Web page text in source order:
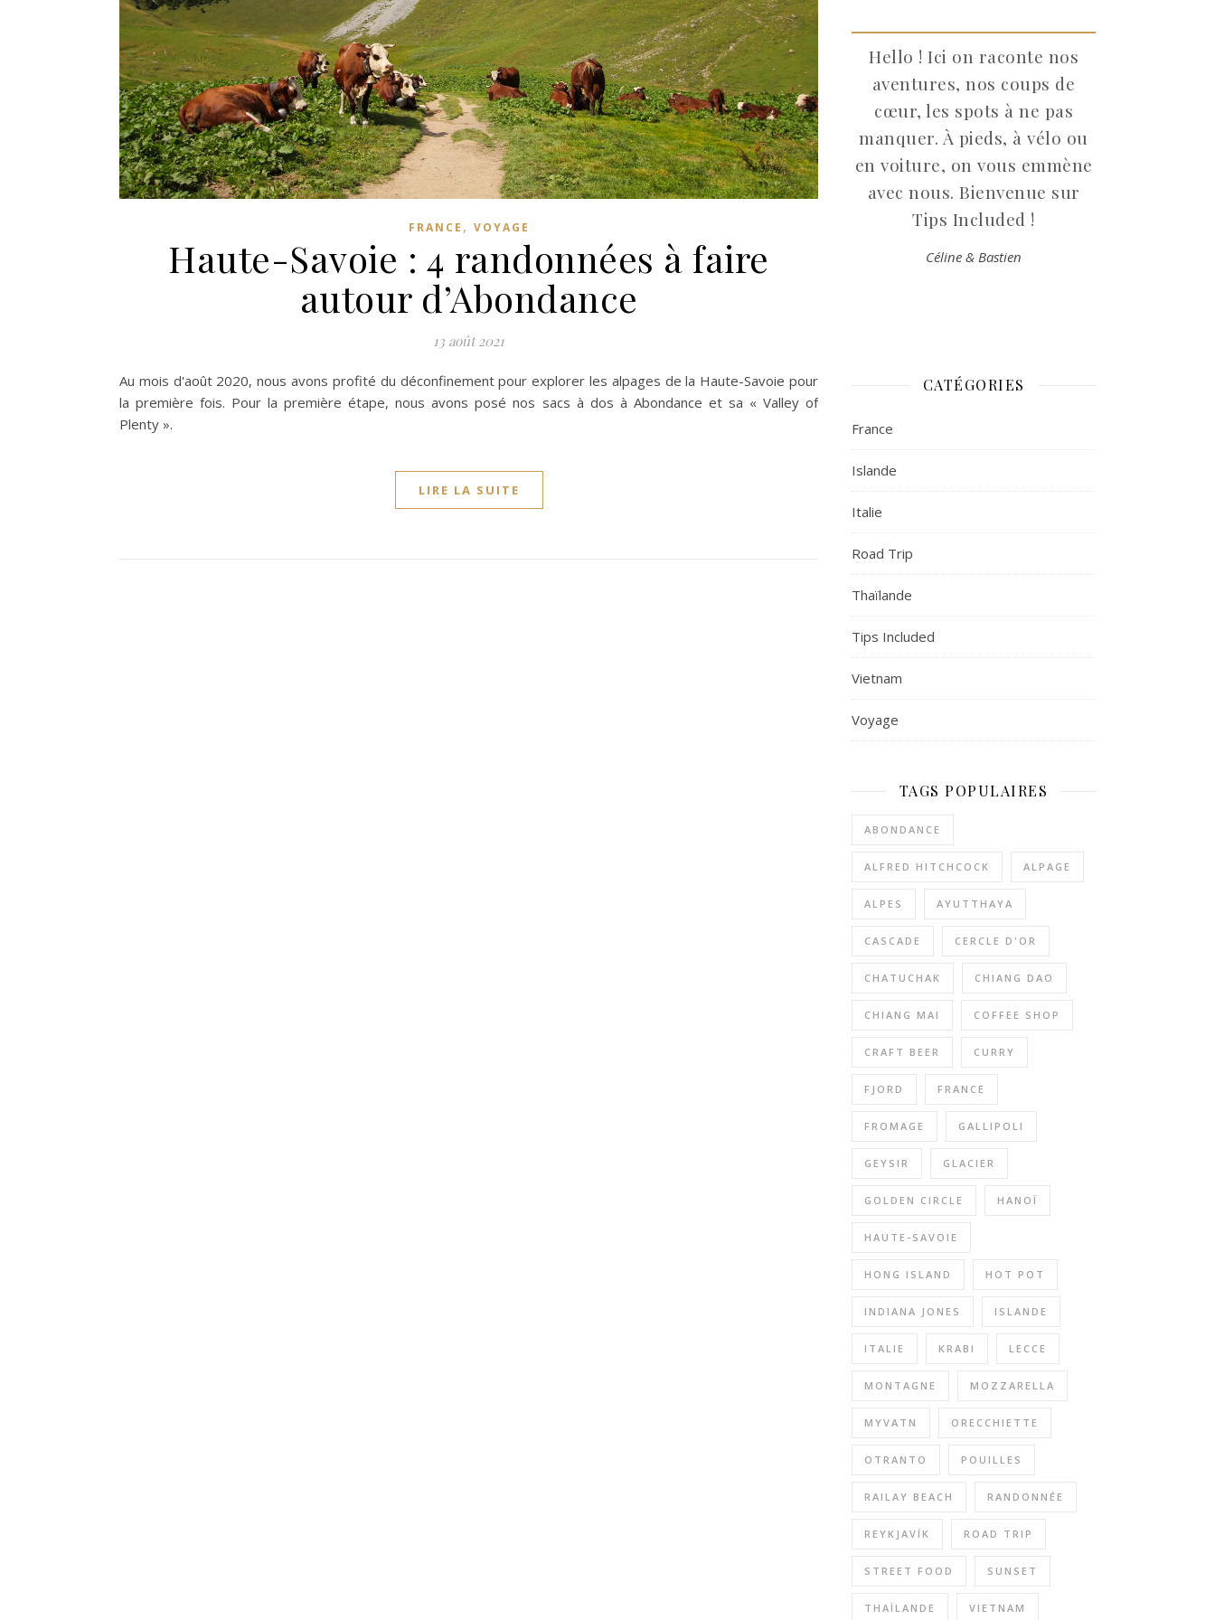
FRANCE , VOYAGE
Haute-Savoie : 4 randonnées à faire
autour d’Abondance
13 août 2021
Au mois d'août 2020, nous avons profité du déconfinement pour explorer les alpages de la Haute-Savoie pour
la première fois. Pour la première étape, nous avons posé nos sacs à dos à Abondance et sa « Valley of
Plenty ».
LIRE LA SUITE
Hello ! Ici on raconte nos
aventures, nos coups de
cœur, les spots à ne pas
manquer. À pieds, à vélo ou
en voiture, on vous emmène
avec nous. Bienvenue sur
Tips Included !
Céline & Bastien
CATÉGORIES
France
Islande
Italie
Road Trip
Thaïlande
Tips Included
Vietnam
Voyage
TAGS POPULAIRES
ABONDANCE
ALFRED HITCHCOCK ALPAGE
ALPES AYUTTHAYA
CASCADE CERCLE D'OR
CHATUCHAK CHIANG DAO
CHIANG MAI COFFEE SHOP
CRAFT BEER CURRY
FJORD FRANCE
FROMAGE GALLIPOLI
GEYSIR GLACIER
GOLDEN CIRCLE HANOÏ
HAUTE-SAVOIE
HONG ISLAND HOT POT
INDIANA JONES ISLANDE
ITALIE KRABI LECCE
MONTAGNE MOZZARELLA
MYVATN ORECCHIETTE
OTRANTO POUILLES
RAILAY BEACH RANDONNÉE
REYKJAVÍK ROAD TRIP
STREET FOOD SUNSET
THAÏLANDE VIETNAM